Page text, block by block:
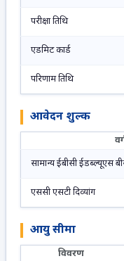
परीक्षा तिथि
एडमिट कार्ड
परिणाम तिथि
आवेदन शुल्क
सामान्य ईबीसी ईडब्ल्यूएस
एससी एसटी दिव्यांग
आयु सीमा
विवरण